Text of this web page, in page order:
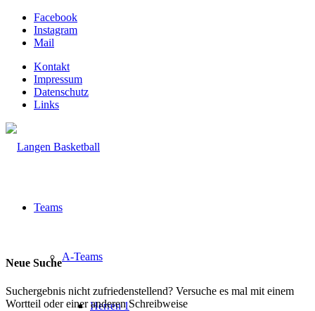
Facebook
Instagram
Mail
Kontakt
Impressum
Datenschutz
Links
Teams
A-Teams
Herren 1
Neue Suche
Suchergebnis nicht zufriedenstellend? Versuche es mal mit einem
Wortteil oder einer anderen Schreibweise